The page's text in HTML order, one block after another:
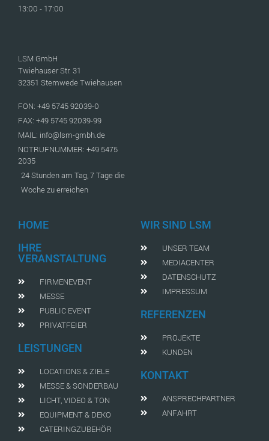
13:00 - 17:00
LSM GmbH
Twiehauser Str. 31
32351 Stemwede Twiehausen
FON: +49 5745 92039-0
FAX: +49 5745 92039-99
MAIL: info@lsm-gmbh.de
NOTRUFNUMMER: +49 5475
2035
24 Stunden am Tag, 7 Tage die
Woche zu erreichen
HOME
IHRE
VERANSTALTUNG
FIRMENEVENT
MESSE
PUBLIC EVENT
PRIVATFEIER
LEISTUNGEN
LOCATIONS & ZIELE
MESSE & SONDERBAU
LICHT, VIDEO & TON
EQUIPMENT & DEKO
CATERINGZUBEHÖR
WIR SIND LSM
UNSER TEAM
MEDIACENTER
DATENSCHUTZ
IMPRESSUM
REFERENZEN
PROJEKTE
KUNDEN
KONTAKT
ANSPRECHPARTNER
ANFAHRT